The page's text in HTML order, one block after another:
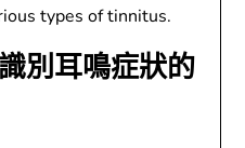
別耳鳴症狀的